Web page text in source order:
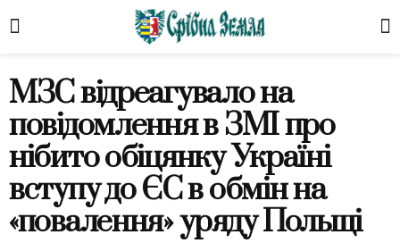
МЗС відреагувало на
повідомлення в ЗМІ про
нібито обіцянку Україні
вступу до ЄС в обмін на
«повалення» уряду Польщі